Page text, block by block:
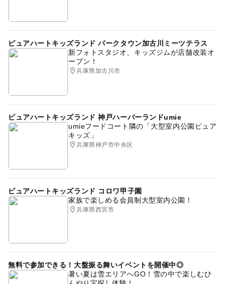
ピュアハートキッズランド パークタウン加古川ミーツテラス
新フォトスタジオ、キッズジムが店舗改装オ
ープン！
兵庫県加古川市
ピュアハートキッズランド 神戸ハーバーランドumie
umieフードコート隣の「大型室内公園ピュア
キッズ」
兵庫県神戸市中央区
ピュアハートキッズランド コロワ甲子園
家族で楽しめる会員制大型室内公園！
兵庫県西宮市
無料で参加できる！大盤振る舞いイベントを開催中◎
暑い夏は雪エリアへGO！雪の中で楽しむひ